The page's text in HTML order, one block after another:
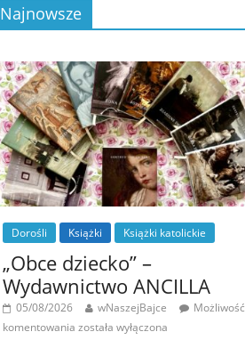
Najnowsze
Dorośli Książki Książki katolickie
„Obce dziecko” –
Wydawnictwo ANCILLA
05/08/2026 wNaszejBajce
Możliwość
komentowania została wyłączona